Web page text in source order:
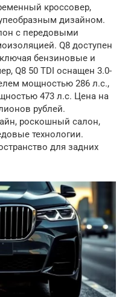
кроссовер,
дизайном.
с передовыми
Q8 доступен
бензиновые и
Q8 50 TDI оснащен 3.0-
мощностью 286 л.с.,
473 л.с. Цена на
рублей.
роскошный салон,
технологии.
для задних